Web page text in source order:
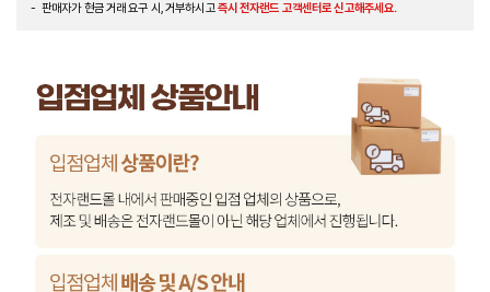
판매자가 현금 거래 요구 시, 거부하시고즉시 전자랜드 고객센터로 신고해주세요.